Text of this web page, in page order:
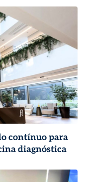
contínuo para
diagnóstica